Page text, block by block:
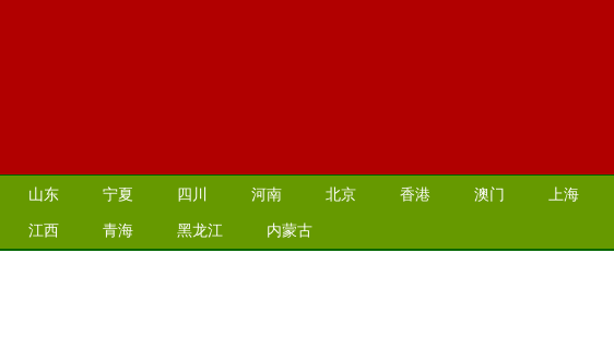
山东 宁夏 四川 河南 北京 香港 澳门
上海
江西 青海 黑龙江 内蒙古